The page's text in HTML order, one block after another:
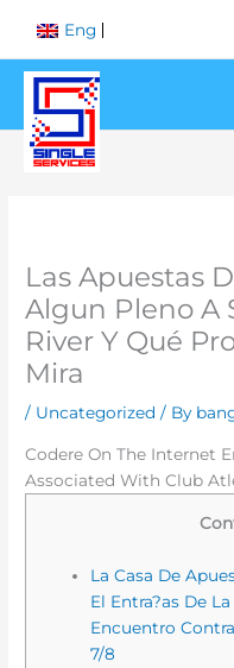
content
Eng
Las Apuestas
Algun Pleno A
River Y Qué
Mira
/ Uncategorized / By
Codere On The Internet
Associated With Club
La Casa De
El Entra?as De
Encuentro
7/8